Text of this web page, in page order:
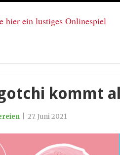
hier ein lustiges Onlinespiel
kommt
27. Juni 2021